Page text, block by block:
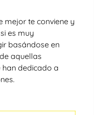
mejor te conviene y
es muy
basándose en
aquellas
han dedicado a